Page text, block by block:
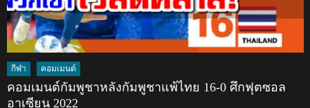
กีฬา คอมเมนต์
คอมเมนต์กัมพูชาหลังกัมพูชาแพ้ไทย 16-0 ศึกฟุตซอล
อาเซียน 2022